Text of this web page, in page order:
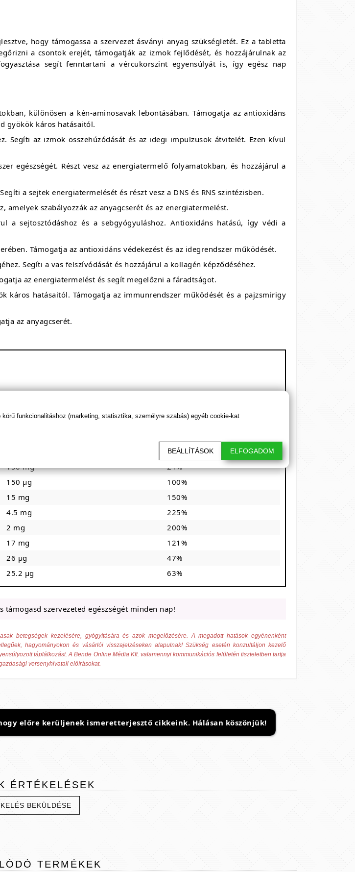
hogy támogassa a szervezet ásványi anyag szükségletét. Ez a tabletta
a csontok erejét, támogatják az izmok fejlődését, és hozzájárulnak az
segít fenntartani a vércukorszint egyensúlyát is, így egész nap
különösen a kén-aminosavak lebontásában. Támogatja az antioxidáns
gyökök káros hatásaitól.
Segíti az izmok összehúzódását és az idegi impulzusok átvitelét. Ezen kívül
egészségét. Részt vesz az energiatermelő folyamatokban, és hozzájárul a
a sejtek energiatermelését és részt vesz a DNS és RNS szintézisben.
szabályozzák az anyagcserét és az energiatermelést.
a sejtosztódáshoz és a sebgyógyuláshoz. Antioxidáns hatású, így védi a
Támogatja az antioxidáns védekezést és az idegrendszer működését.
Segíti a vas felszívódását és hozzájárul a kollagén képződéséhez.
az energiatermelést és segít megelőzni a fáradtságot.
káros hatásaitól. Támogatja az immunrendszer működését és a pajzsmirigy
az anyagcserét.
25.2 µg
50%
93%
150 mg
21%
150 µg
100%
15 mg
150%
4.5 mg
225%
2 mg
200%
17 mg
121%
26 µg
47%
25.2 µg 63%
szervezeted egészségét minden nap!
betegségek kezelésére, gyógyítására és azok megelőzésére. A megadott hatások egyénenként
hagyományokon és vásárlói visszajelzéseken alapulnak! Szükség esetén konzultáljon kezelő
táplálkozást. A Bende Online Média Kft. valamennyi kommunikációs felületén tiszteletben tartja
versenyhivatali előírásokat.
előre kerüljenek ismeretterjesztő cikkeink. Hálásan köszönjük!
ÉRTÉKELÉSEK
BEKÜLDÉSE
TERMÉKEK
funkcionalitáshoz (marketing, statisztika, személyre szabás) egyéb cookie-kat
BEÁLLÍTÁSOK ELFOGADOM